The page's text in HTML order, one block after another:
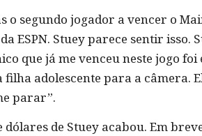
o segundo jogador a vencer o
ESPN. Stuey parece sentir isso.
que já me venceu neste jogo
filha adolescente para a câmera.
parar”.
dólares de Stuey acabou. Em